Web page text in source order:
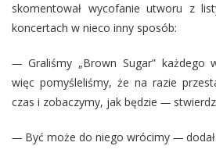
skomentował wycofanie utworu z
koncertach w nieco inny sposób:
— Graliśmy „Brown Sugar” każdego
więc pomyśleliśmy, że na razie
czas i zobaczymy, jak będzie —
— Być może do niego wrócimy — dodał.